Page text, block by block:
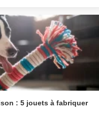
: 5 jouets à fabriquer